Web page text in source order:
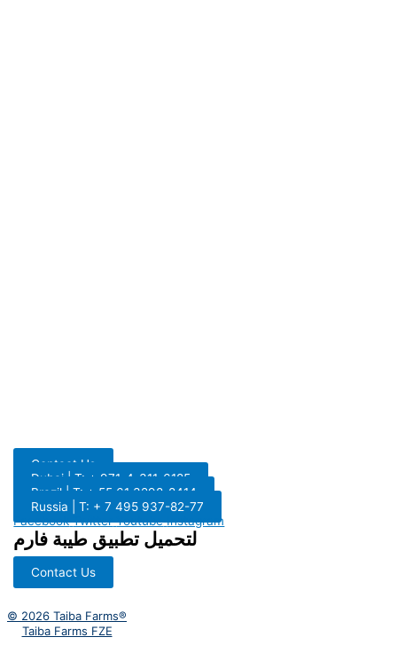
Contact Us
Dubai | T: + 971-4-311-6185
Brazil | T: + 55 61 3298-8414
Russia | T: + 7 495 937-82-77
Facebook Twitter Youtube Instagram
لتحميل تطبيق طيبة فارم
Contact Us
© 2026 Taiba Farms®
Taiba Farms FZE